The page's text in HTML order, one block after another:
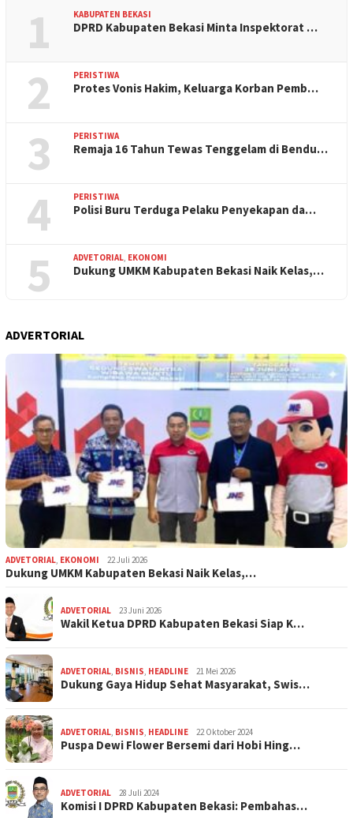
1 KABUPATEN BEKASI
DPRD Kabupaten Bekasi Minta Inspektorat …
2 PERISTIWA
Protes Vonis Hakim, Keluarga Korban Pemb…
3 PERISTIWA
Remaja 16 Tahun Tewas Tenggelam di Bendu…
4 PERISTIWA
Polisi Buru Terduga Pelaku Penyekapan da…
5 ADVETORIAL, EKONOMI
Dukung UMKM Kabupaten Bekasi Naik Kelas,…
ADVERTORIAL
ADVETORIAL EKONOMI 22 Juli 2026
Dukung UMKM Kabupaten Bekasi Naik Kelas,…
ADVETORIAL 23 Juni 2026
Wakil Ketua DPRD Kabupaten Bekasi Siap K…
ADVETORIAL BISNIS HEADLINE 21 Mei 2026
Dukung Gaya Hidup Sehat Masyarakat, Swis…
ADVETORIAL BISNIS HEADLINE 22 Oktober 2024
Puspa Dewi Flower Bersemi dari Hobi Hing…
ADVETORIAL 28 Juli 2024
Komisi I DPRD Kabupaten Bekasi: Pembahas…